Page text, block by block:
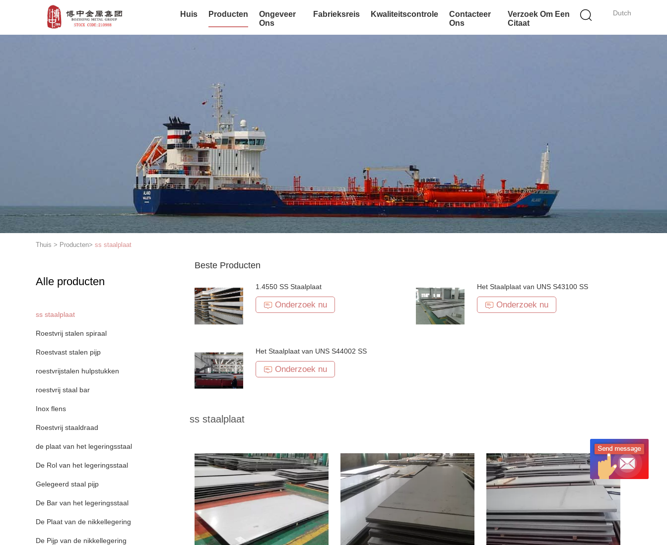
Dutch
Huis Producten
Ongeveer
Ons
Fabrieksreis Kwaliteitscontrole
Contacteer
Ons
Verzoek Om Een
Citaat
Thuis > Producten> ss staalplaat
Alle producten
ss staalplaat
Roestvrij stalen spiraal
Roestvast stalen pijp
roestvrijstalen hulpstukken
roestvrij staal bar
Inox flens
Roestvrij staaldraad
de plaat van het legeringsstaal
De Rol van het legeringsstaal
Gelegeerd staal pijp
De Bar van het legeringsstaal
De Plaat van de nikkellegering
De Pijp van de nikkellegering
Beste Producten
1.4550 SS Staalplaat
Onderzoek nu
Het Staalplaat van UNS S43100 SS
Onderzoek nu
Het Staalplaat van UNS S44002 SS
Onderzoek nu
ss staalplaat